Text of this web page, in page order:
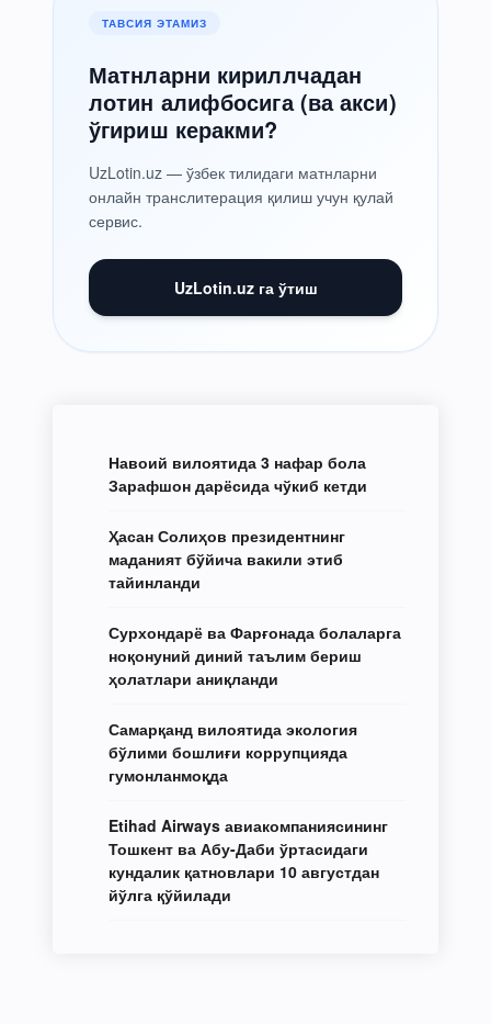
ТАВСИЯ ЭТАМИЗ
Матнларни кириллчадан
лотин алифбосига (ва акси)
ўгириш керакми?
UzLotin.uz — ўзбек тилидаги матнларни
онлайн транслитерация қилиш учун қулай
сервис.
UzLotin.uz га ўтиш
Навоий вилоятида 3 нафар бола
Зарафшон дарёсида чўкиб кетди
Ҳасан Солиҳов президентнинг
маданият бўйича вакили этиб
тайинланди
Сурхондарё ва Фарғонада болаларга
ноқонуний диний таълим бериш
ҳолатлари аниқланди
Самарқанд вилоятида экология
бўлими бошлиғи коррупцияда
гумонланмоқда
Etihad Airways авиакомпаниясининг
Тошкент ва Абу-Даби ўртасидаги
кундалик қатновлари 10 августдан
йўлга қўйилади